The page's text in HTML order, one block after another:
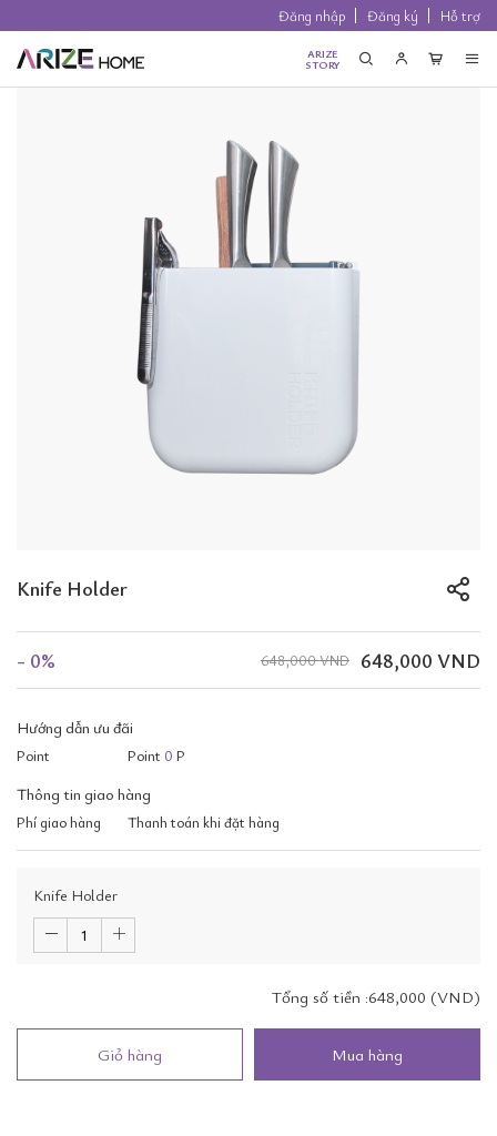
Đăng nhập Đăng ký Hỗ trợ
ARIZE
STORY
Knife Holder
- 0% 648,000 VND
648,000 VND
Hướng dẫn ưu đãi
Point Point 0 P
Thông tin giao hàng
Phí giao hàng Thanh toán khi đặt hàng
Knife Holder
Tổng số tiền :648,000 (VND)
Giỏ hàng Mua hàng